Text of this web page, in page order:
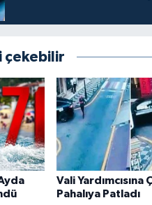
çekebilir
Vali Yardımcısına
Pahalıya Patladı